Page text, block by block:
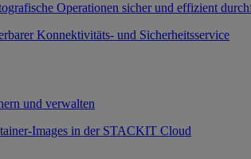
Operationen sicher und effizient
Konnektivitäts- und Sicherheitsservice
und verwalten
Images in der STACKIT Cloud